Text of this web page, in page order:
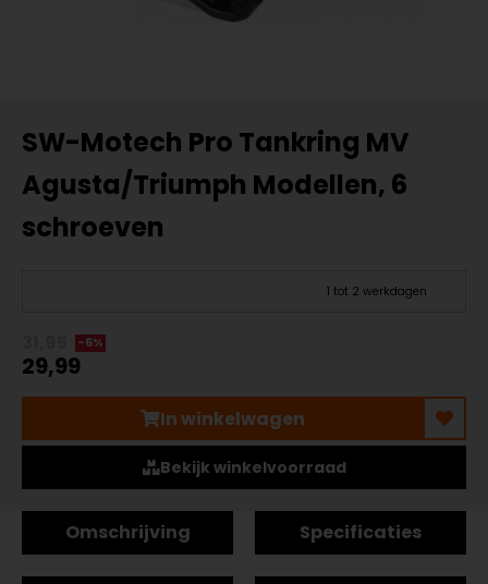
SW-Motech Pro Tankring MV
Agusta/Triumph Modellen, 6
schroeven
1 tot 2 werkdagen
-6%
29,99
In winkelwagen
Bekijk winkelvoorraad
Omschrijving Specificaties